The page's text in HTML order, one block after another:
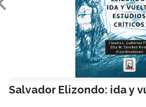
Salvador Elizondo: ida y